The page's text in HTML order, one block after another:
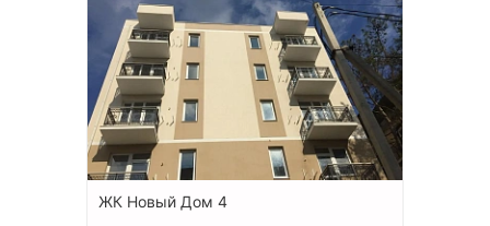
ЖК Новый Дом 4